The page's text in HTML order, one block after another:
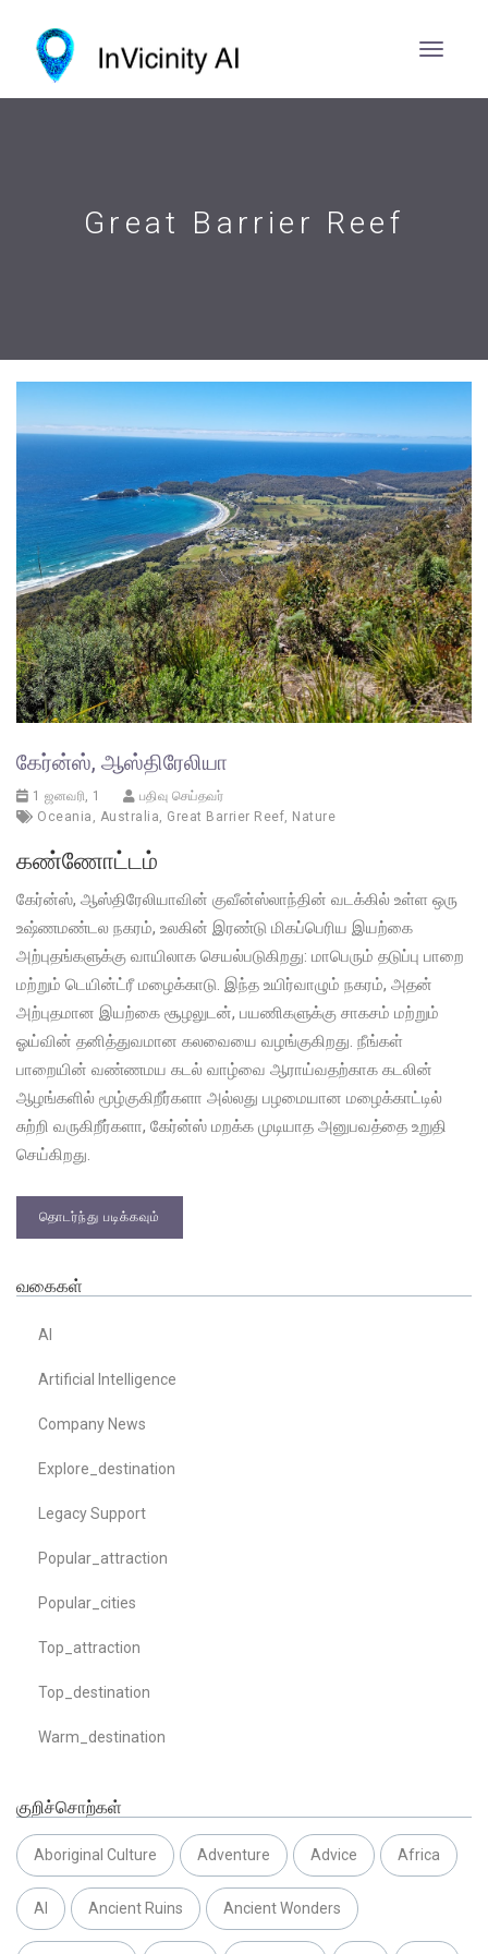
Great Barrier Reef
கேர்ன்ஸ், ஆஸ்திரேலியா
1 ஜனவரி, 1
பதிவு செய்தவர்
Oceania , Australia, Great Barrier Reef, Nature
கண்ணோட்டம்
கேர்ன்ஸ், ஆஸ்திரேலியாவின் குவீன்ஸ்லாந்தின் வடக்கில் உள்ள ஒரு
உஷ்ணமண்டல நகரம், உலகின் இரண்டு மிகப்பெரிய இயற்கை
அற்புதங்களுக்கு வாயிலாக செயல்படுகிறது: மாபெரும் தடுப்பு பாறை
மற்றும் டெயின்ட்ரீ மழைக்காடு. இந்த உயிர்வாழும் நகரம், அதன்
அற்புதமான இயற்கை சூழலுடன், பயணிகளுக்கு சாகசம் மற்றும்
ஓய்வின் தனித்துவமான கலவையை வழங்குகிறது. நீங்கள்
பாறையின் வண்ணமய கடல் வாழ்வை ஆராய்வதற்காக கடலின்
ஆழங்களில் மூழ்குகிறீர்களா அல்லது பழமையான மழைக்காட்டில்
சுற்றி வருகிறீர்களா, கேர்ன்ஸ் மறக்க முடியாத அனுபவத்தை உறுதி
செய்கிறது.
தொடர்ந்து படிக்கவும்
வகைகள்
AI
Artificial Intelligence
Company News
Explore_destination
Legacy Support
Popular_attraction
Popular_cities
Top_attraction
Top_destination
Warm_destination
குறிச்சொற்கள்
Aboriginal Culture Adventure Advice Africa
AI Ancient Ruins Ancient Wonders